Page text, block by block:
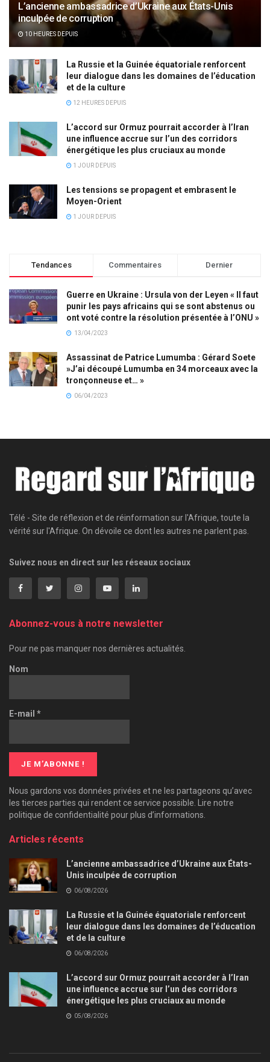
L’ancienne ambassadrice d’Ukraine aux États-Unis
inculpée de corruption
10 HEURES DEPUIS
La Russie et la Guinée équatoriale renforcent
leur dialogue dans les domaines de l’éducation
et de la culture
12 HEURES DEPUIS
L’accord sur Ormuz pourrait accorder à l’Iran
une influence accrue sur l’un des corridors
énergétique les plus cruciaux au monde
1 JOUR DEPUIS
Les tensions se propagent et embrasent le
Moyen-Orient
1 JOUR DEPUIS
Tendances Commentaires Dernier
Guerre en Ukraine : Ursula von der Leyen « Il faut
punir les pays africains qui se sont abstenus ou
ont voté contre la résolution présentée à l’ONU »
13/04/2023
Assassinat de Patrice Lumumba : Gérard Soete
»J’ai découpé Lumumba en 34 morceaux avec la
tronçonneuse et… »
06/04/2023
Télé - Site de réflexion et de réinformation sur l'Afrique, toute la
vérité sur l'Afrique. On dévoile ce dont les autres ne parlent pas.
Suivez nous en direct sur les réseaux sociaux
Abonnez-vous à notre newsletter
Pour ne pas manquer nos dernières actualités.
Nom
E-mail *
Nous gardons vos données privées et ne les partageons qu’avec
les tierces parties qui rendent ce service possible. Lire notre
politique de confidentialité pour plus d’informations.
Articles récents
L’ancienne ambassadrice d’Ukraine aux États-
Unis inculpée de corruption
06/08/2026
La Russie et la Guinée équatoriale renforcent
leur dialogue dans les domaines de l’éducation
et de la culture
06/08/2026
L’accord sur Ormuz pourrait accorder à l’Iran
une influence accrue sur l’un des corridors
énergétique les plus cruciaux au monde
05/08/2026